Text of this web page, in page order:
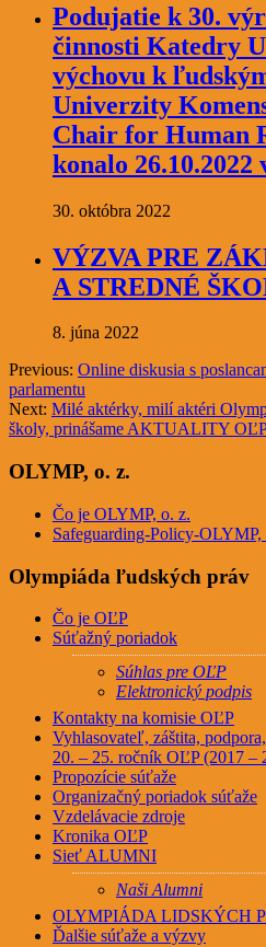
Podujatie k 30.
činnosti Katedry
výchovu k
Univerzity
Chair for Human
konalo 26.10.2022
30. októbra 2022
VÝZVA PRE
A STREDNÉ
8. júna 2022
Previous: Online diskusia s
parlamentu
Next: Milé aktérky, milí aktéri
školy, prinášame AKTUALITY
OLYMP, o. z.
Čo je OLYMP, o. z.
Safeguarding-Policy-OLYMP,
Olympiáda ľudských práv
Čo je OĽP
Súťažný poriadok
Súhlas pre OĽP
Elektronický podpis
Kontakty na komisie OĽP
Vyhlasovateľ, záštita,
20. – 25. ročník OĽP (2017 –
Propozície súťaže
Organizačný poriadok súťaže
Vzdelávacie zdroje
Kronika OĽP
Sieť ALUMNI
Naši Alumni
OLYMPIÁDA LIDSKÝCH
Ďalšie súťaže a výzvy